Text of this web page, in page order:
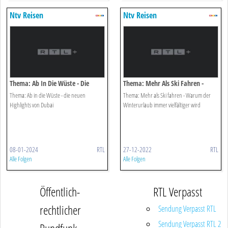
Ntv Reisen
Thema: Ab In Die Wüste - Die
Neuen Highlights Von Dubai
Thema: Ab in die Wüste - die neuen
Highlights von Dubai
08-01-2024 RTL
Alle Folgen
Ntv Reisen
Thema: Mehr Als Ski Fahren -
Warum Der Winterurlaub Immer
Vielfältiger Wird
Thema: Mehr als Ski fahren - Warum der
Winterurlaub immer vielfältiger wird
27-12-2022 RTL
Alle Folgen
Öffentlich-
rechtlicher
RTL Verpasst
Sendung Verpasst RTL
Sendung Verpasst RTL 2